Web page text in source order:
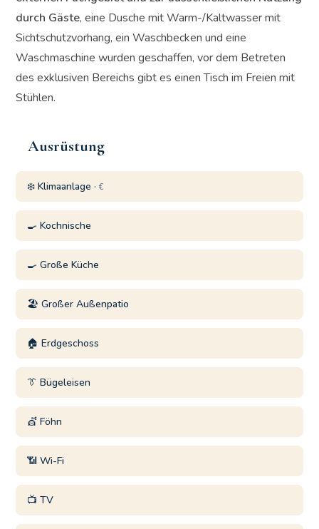
durch Gäste, eine Dusche mit Warm-/Kaltwasser mit
Sichtschutzvorhang, ein Waschbecken und eine
Waschmaschine wurden geschaffen, vor dem Betreten
des exklusiven Bereichs gibt es einen Tisch im Freien mit
Stühlen.
Ausrüstung
❄️ Klimaanlage ·€
🍳 Kochnische
🍳 Große Küche
🏖️ Großer Außenpatio
🏠 Erdgeschoss
👔 Bügeleisen
💇 Föhn
📶 Wi-Fi
📺 TV